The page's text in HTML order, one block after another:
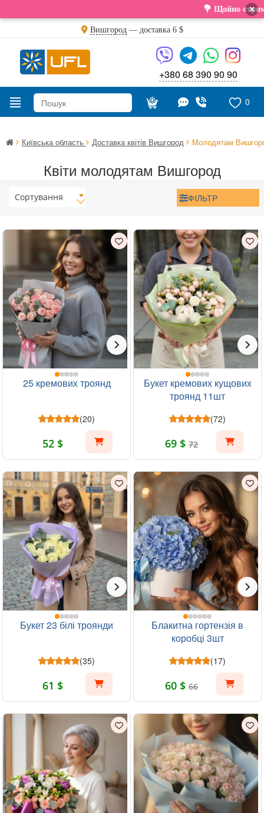
💐 Щойно отримали×
Вишгород— доставка 6 $
+380 68 390 90 90
0
Київська область Доставка квітів Вишгород Молодятам
Квіти молодятам Вишгород
Сортування ФІЛЬТР
25 кремових троянд
(20)
52 $
Букет кремових кущових
троянд 11шт
(72)
69 $ 72
Букет 23 білі троянди
(35)
61 $
Блакитна гортензія в
коробці 3шт
(17)
60 $ 66